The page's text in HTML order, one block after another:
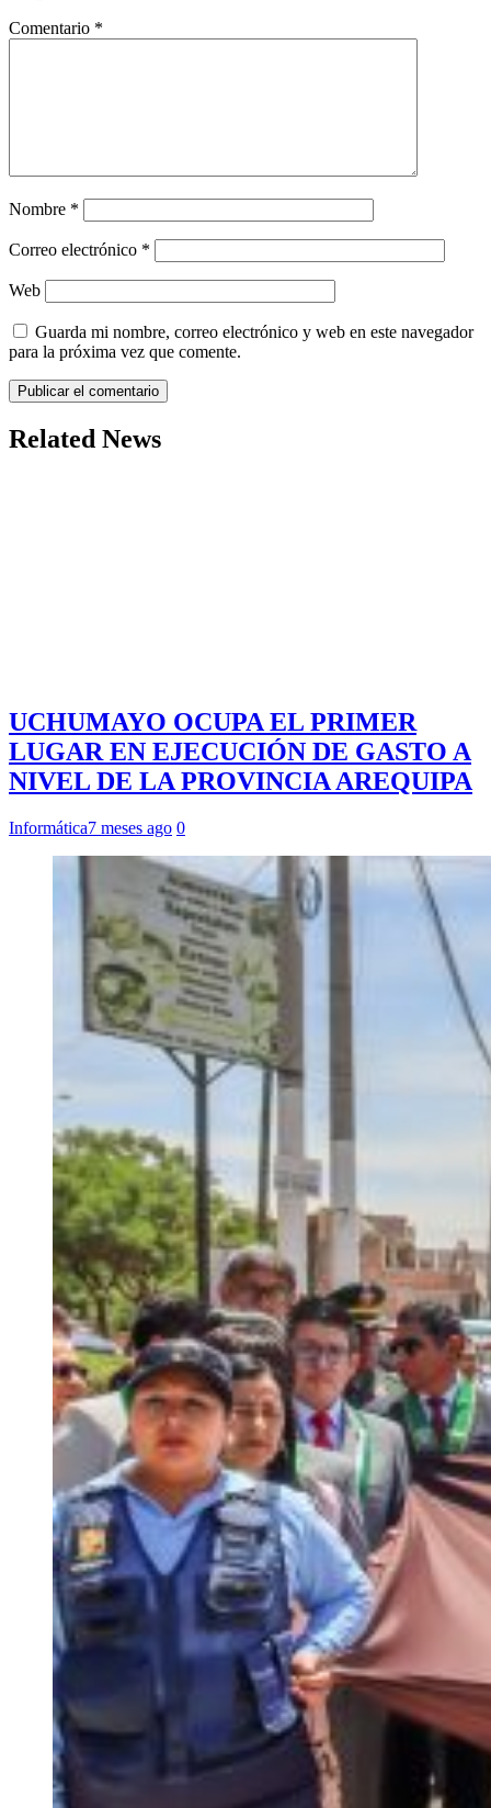
Comentario *
Nombre *
Correo electrónico *
Web
Guarda mi nombre, correo electrónico y web en este navegador
para la próxima vez que comente.
Related News
UCHUMAYO OCUPA EL PRIMER
LUGAR EN EJECUCIÓN DE GASTO A
NIVEL DE LA PROVINCIA AREQUIPA
Informática7 meses ago 0